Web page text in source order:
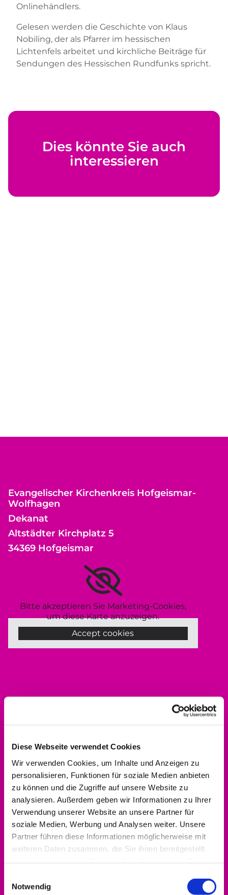
Diese Webseite verwendet Cookies
Wir verwenden Cookies, um Inhalte und Anzeigen zu
personalisieren, Funktionen für soziale Medien anbieten
zu können und die Zugriffe auf unsere Website zu
analysieren. Außerdem geben wir Informationen zu Ihrer
Verwendung unserer Website an unsere Partner für
soziale Medien, Werbung und Analysen weiter. Unsere
Partner führen diese Informationen möglicherweise mit
weiteren Daten zusammen, die Sie ihnen bereitgestellt
Notwendig
Onlinehändlers.
Gelesen werden die Geschichte von Klaus
Nobiling, der als Pfarrer im hessischen
Lichtenfels arbeitet und kirchliche Beiträge für
Sendungen des Hessischen Rundfunks spricht.
Dies könnte Sie auch
interessieren
Evangelischer Kirchenkreis Hofgeismar-
Wolfhagen
Dekanat
Altstädter Kirchplatz 5
34369 Hofgeismar
Bitte akzeptieren Sie Marketing-Cookies,
um diese Karte anzuzeigen.
Accept cookies